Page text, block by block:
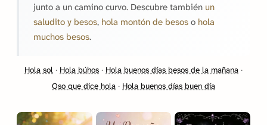
junto a un camino curvo. Descubre también un
saludito y besos, hola montón de besos o hola
muchos besos.
Hola sol · Hola búhos · Hola buenos días besos de la mañana ·
Oso que dice hola · Hola buenos días buen día